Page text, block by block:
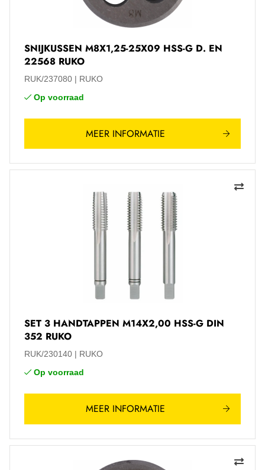
SNIJKUSSEN M8X1,25-25X09 HSS-G D. EN
22568 RUKO
RUK/237080
RUKO
Op voorraad
MEER INFORMATIE
SET 3 HANDTAPPEN M14X2,00 HSS-G DIN
352 RUKO
RUK/230140
RUKO
Op voorraad
MEER INFORMATIE